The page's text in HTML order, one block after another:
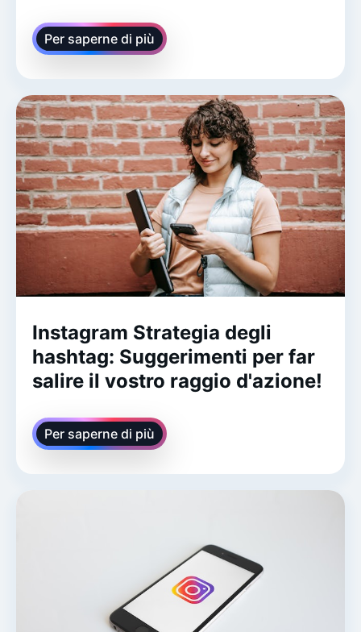
Per saperne di più
Instagram Strategia degli
hashtag: Suggerimenti per far
salire il vostro raggio d'azione!
Per saperne di più